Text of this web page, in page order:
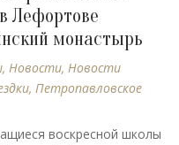
Лефортове
монастырь
,Новости,Новости
,Петропавловское
воскресной школы